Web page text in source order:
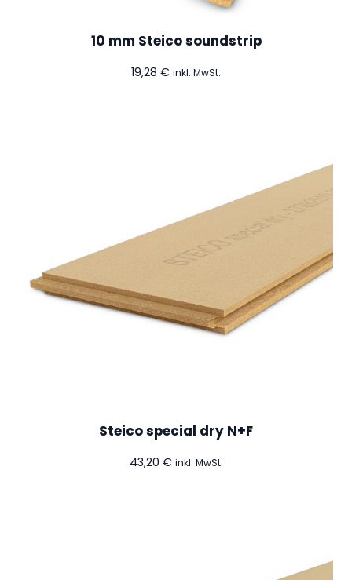
10 mm Steico soundstrip
19,28 € inkl. MwSt.
Steico special dry N+F
43,20 € inkl. MwSt.